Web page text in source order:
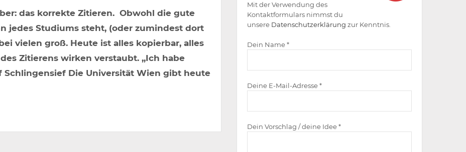
das korrekte Zitieren. Obwohl die gute
jedes Studiums steht, (oder zumindest dort
vielen groß. Heute ist alles kopierbar, alles
Zitierens wirken verstaubt. „Ich habe
Schlingensief Die Universität Wien gibt heute
Mit der Verwendung des
Kontaktformulars nimmst du
unsere Datenschutzerklärung zur Kenntnis.
Dein Name *
Deine E-Mail-Adresse *
Dein Vorschlag / deine Idee *